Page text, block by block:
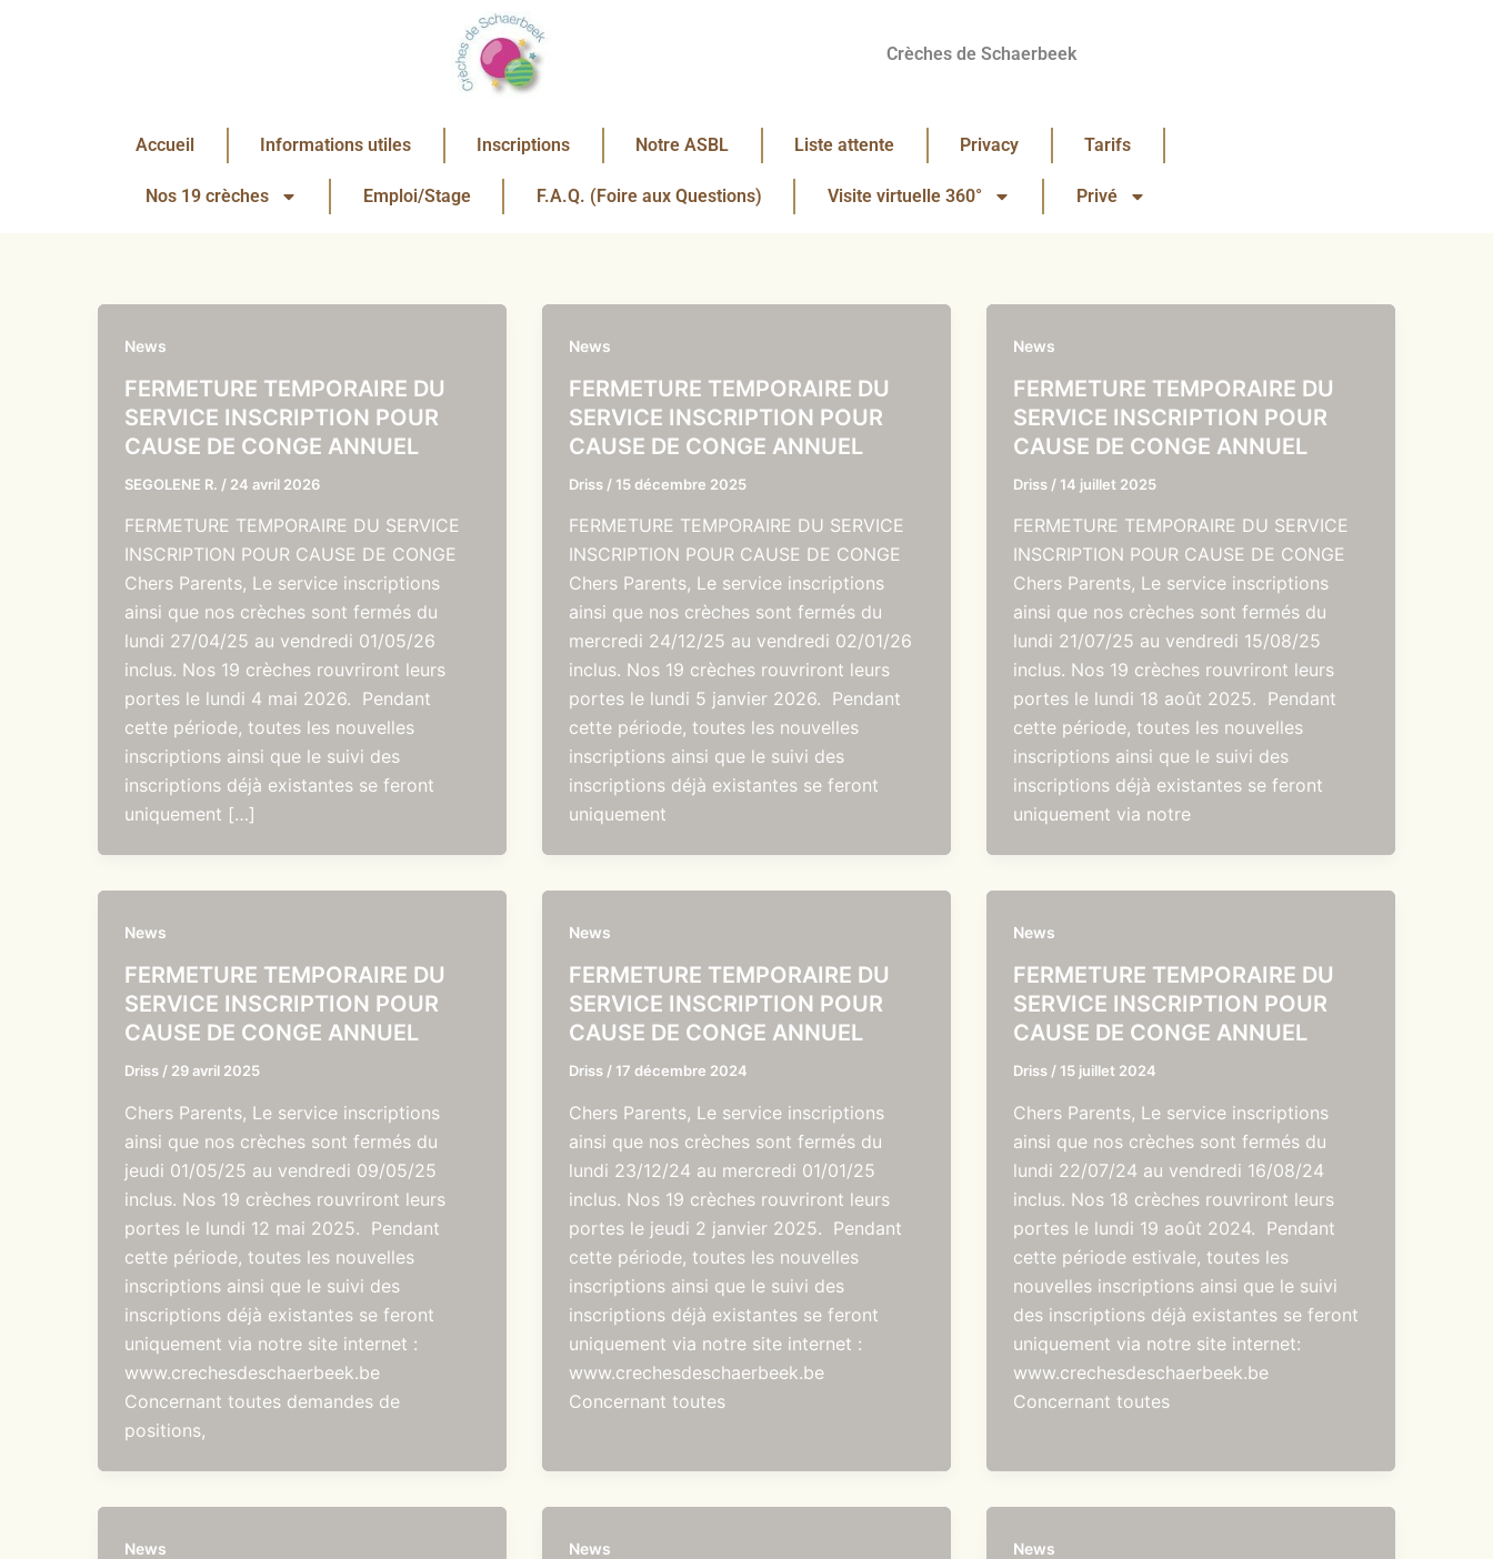
Crèches de Schaerbeek
Accueil Informations utiles Inscriptions Notre ASBL Liste attente Privacy Tarifs
Nos 19 crèches Emploi/Stage F.A.Q. (Foire aux Questions) Visite virtuelle 360° Privé
News
FERMETURE TEMPORAIRE DU
SERVICE INSCRIPTION POUR
CAUSE DE CONGE ANNUEL
SEGOLENE R. / 24 avril 2026
FERMETURE TEMPORAIRE DU SERVICE
INSCRIPTION POUR CAUSE DE CONGE
Chers Parents, Le service inscriptions
ainsi que nos crèches sont fermés du
lundi 27/04/25 au vendredi 01/05/26
inclus. Nos 19 crèches rouvriront leurs
portes le lundi 4 mai 2026. Pendant
cette période, toutes les nouvelles
inscriptions ainsi que le suivi des
inscriptions déjà existantes se feront
uniquement […]
News
FERMETURE TEMPORAIRE DU
SERVICE INSCRIPTION POUR
CAUSE DE CONGE ANNUEL
Driss / 15 décembre 2025
FERMETURE TEMPORAIRE DU SERVICE
INSCRIPTION POUR CAUSE DE CONGE
Chers Parents, Le service inscriptions
ainsi que nos crèches sont fermés du
mercredi 24/12/25 au vendredi 02/01/26
inclus. Nos 19 crèches rouvriront leurs
portes le lundi 5 janvier 2026. Pendant
cette période, toutes les nouvelles
inscriptions ainsi que le suivi des
inscriptions déjà existantes se feront
uniquement
News
FERMETURE TEMPORAIRE DU
SERVICE INSCRIPTION POUR
CAUSE DE CONGE ANNUEL
Driss / 14 juillet 2025
FERMETURE TEMPORAIRE DU SERVICE
INSCRIPTION POUR CAUSE DE CONGE
Chers Parents, Le service inscriptions
ainsi que nos crèches sont fermés du
lundi 21/07/25 au vendredi 15/08/25
inclus. Nos 19 crèches rouvriront leurs
portes le lundi 18 août 2025. Pendant
cette période, toutes les nouvelles
inscriptions ainsi que le suivi des
inscriptions déjà existantes se feront
uniquement via notre
News
FERMETURE TEMPORAIRE DU
SERVICE INSCRIPTION POUR
CAUSE DE CONGE ANNUEL
Driss / 29 avril 2025
Chers Parents, Le service inscriptions
ainsi que nos crèches sont fermés du
jeudi 01/05/25 au vendredi 09/05/25
inclus. Nos 19 crèches rouvriront leurs
portes le lundi 12 mai 2025. Pendant
cette période, toutes les nouvelles
inscriptions ainsi que le suivi des
inscriptions déjà existantes se feront
uniquement via notre site internet :
www.crechesdeschaerbeek.be
Concernant toutes demandes de
positions,
News
FERMETURE TEMPORAIRE DU
SERVICE INSCRIPTION POUR
CAUSE DE CONGE ANNUEL
Driss / 17 décembre 2024
Chers Parents, Le service inscriptions
ainsi que nos crèches sont fermés du
lundi 23/12/24 au mercredi 01/01/25
inclus. Nos 19 crèches rouvriront leurs
portes le jeudi 2 janvier 2025. Pendant
cette période, toutes les nouvelles
inscriptions ainsi que le suivi des
inscriptions déjà existantes se feront
uniquement via notre site internet :
www.crechesdeschaerbeek.be
Concernant toutes
News
FERMETURE TEMPORAIRE DU
SERVICE INSCRIPTION POUR
CAUSE DE CONGE ANNUEL
Driss / 15 juillet 2024
Chers Parents, Le service inscriptions
ainsi que nos crèches sont fermés du
lundi 22/07/24 au vendredi 16/08/24
inclus. Nos 18 crèches rouvriront leurs
portes le lundi 19 août 2024. Pendant
cette période estivale, toutes les
nouvelles inscriptions ainsi que le suivi
des inscriptions déjà existantes se feront
uniquement via notre site internet:
www.crechesdeschaerbeek.be
Concernant toutes
News News News